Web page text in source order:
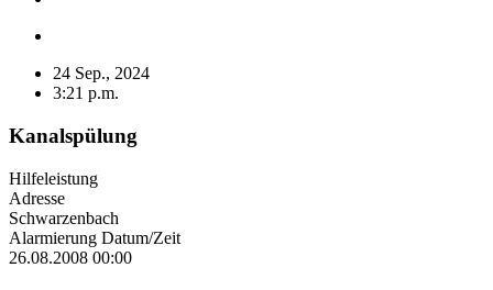
24 Sep., 2024
3:21 p.m.
Kanalspülung
Hilfeleistung
Adresse
Schwarzenbach
Alarmierung Datum/Zeit
26.08.2008 00:00